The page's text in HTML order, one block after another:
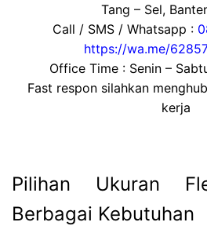
Tang – Sel,
Call / SMS / Whatsapp :
https://wa.me/
Office Time : Senin –
Fast respon silahkan
kerja
Pilihan Ukuran
Berbagai Kebutuhan